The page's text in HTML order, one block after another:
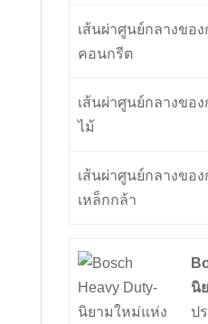
เส้นผ่าศูนย์กลางของ
คอนกรีต
เส้นผ่าศูนย์กลางของ
ไม้
เส้นผ่าศูนย์กลางของ
เหล็กกล้า
นิ
ป